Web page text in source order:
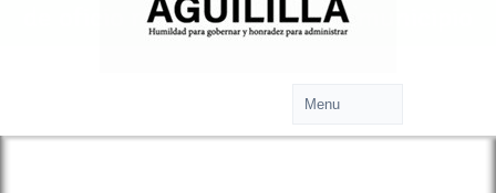
de oficio relacionada con tu municipio